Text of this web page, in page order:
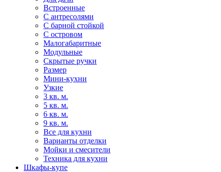
Встроенные
С антресолями
С барной стойкой
С островом
Малогабаритные
Модульные
Скрытые ручки
Размер
Мини-кухни
Узкие
3 кв. м.
5 кв. м.
6 кв. м.
9 кв. м.
Все для кухни
Варианты отделки
Мойки и смесители
Техника для кухни
Шкафы-купе